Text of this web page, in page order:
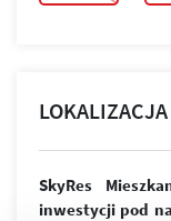
LOKALIZACJA
SkyRes
inwestycji pod